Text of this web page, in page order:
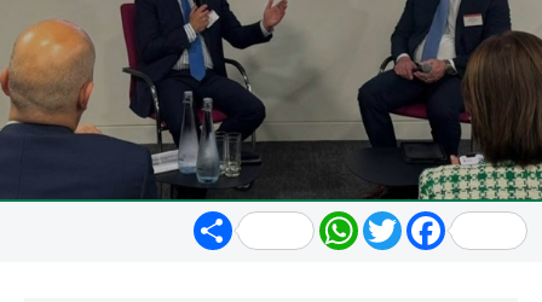
Share WhatsApp
TwitterFacebook